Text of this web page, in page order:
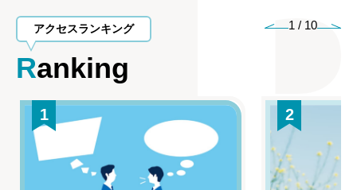
アクセスランキング
Ranking
1 / 10
1 2